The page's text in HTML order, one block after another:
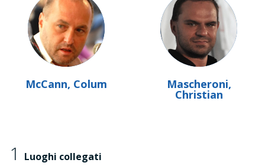
McCann, Colum Mascheroni,
Christian
1 Luoghi collegati